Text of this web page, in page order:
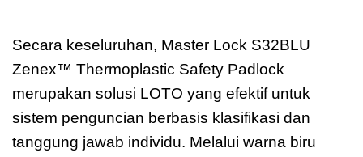
Secara keseluruhan, Master Lock S32BLU
Zenex™ Thermoplastic Safety Padlock
merupakan solusi LOTO yang efektif untuk
sistem penguncian berbasis klasifikasi dan
tanggung jawab individu. Melalui warna biru